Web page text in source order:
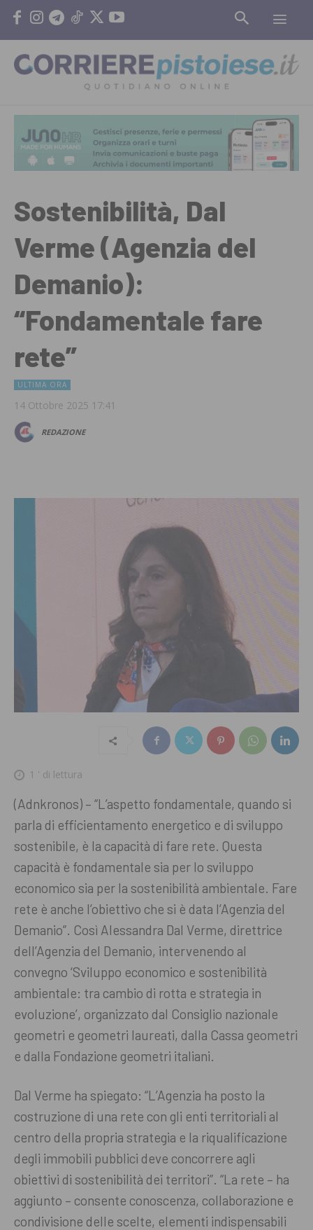
Sostenibilità, Dal
Verme (Agenzia del
Demanio):
“Fondamentale fare
rete”
ULTIMA ORA
14 Ottobre 2025 17:41
REDAZIONE
1 ' di lettura
(Adnkronos) – “L’aspetto fondamentale, quando si
parla di efficientamento energetico e di sviluppo
sostenibile, è la capacità di fare rete. Questa
capacità è fondamentale sia per lo sviluppo
economico sia per la sostenibilità ambientale. Fare
rete è anche l’obiettivo che si è data l’Agenzia del
Demanio”. Così Alessandra Dal Verme, direttrice
dell’Agenzia del Demanio, intervenendo al
convegno ‘Sviluppo economico e sostenibilità
ambientale: tra cambio di rotta e strategia in
evoluzione’, organizzato dal Consiglio nazionale
geometri e geometri laureati, dalla Cassa geometri
e dalla Fondazione geometri italiani.
Dal Verme ha spiegato: “L’Agenzia ha posto la
costruzione di una rete con gli enti territoriali al
centro della propria strategia e la riqualificazione
degli immobili pubblici deve concorrere agli
obiettivi di sostenibilità dei territori”. “La rete – ha
aggiunto – consente conoscenza, collaborazione e
condivisione delle scelte, elementi indispensabili